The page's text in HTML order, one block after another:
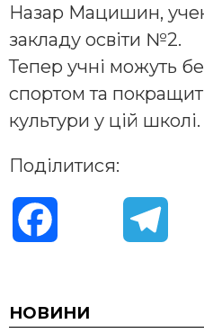
Назар Мацишин,
закладу освіти №2.
Тепер учні можуть
спортом та
культури у цій школі.
Поділитися:
c
НОВИНИ